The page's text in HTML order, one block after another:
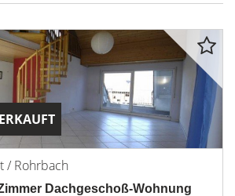
/ Rohrbach
Dachgeschoß-Wohnung